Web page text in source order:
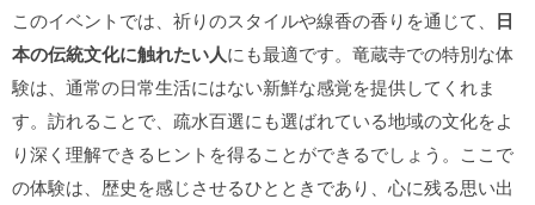
このイベントでは、祈りのスタイルや線香の香りを通じて、 日
本の伝統文化に触れたい人にも最適です。竜蔵寺での特別な体
験は、通常の日常生活にはない新鮮な感覚を提供してくれま
す。訪れることで、疏水百選にも選ばれている地域の文化をよ
り深く理解できるヒントを得ることができるでしょう。ここで
の体験は、歴史を感じさせるひとときであり、心に残る思い出